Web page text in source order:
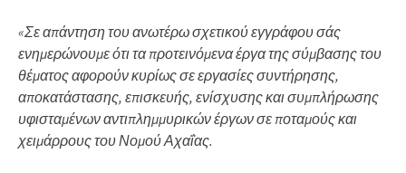
«Σε απάντηση του ανωτέρω σχετικού εγγράφου σάς
ενημερώνουμε ότι τα προτεινόμενα έργα της σύμβασης του
θέματος αφορούν κυρίως σε εργασίες συντήρησης,
αποκατάστασης, επισκευής, ενίσχυσης και συμπλήρωσης
υφισταμένων αντιπλημμυρικών έργων σε ποταμούς και
χειμάρρους του Νομού Αχαΐας.